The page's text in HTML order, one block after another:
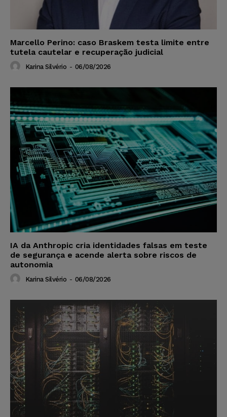
Marcello Perino: caso Braskem testa limite entre
tutela cautelar e recuperação judicial
Karina Silvério - 06/08/2026
IA da Anthropic cria identidades falsas em teste
de segurança e acende alerta sobre riscos de
autonomia
Karina Silvério - 06/08/2026